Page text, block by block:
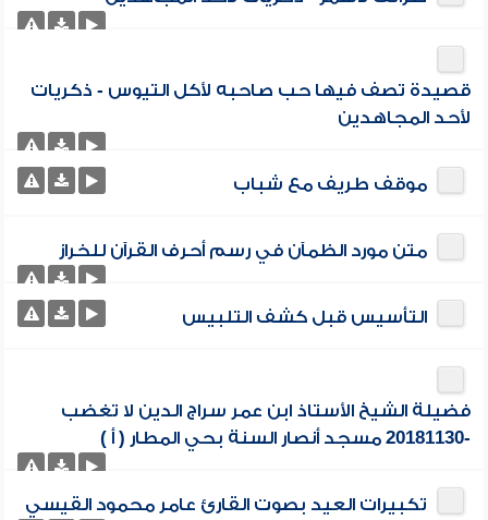
قصيدة تصف فيها حب صاحبه لأكل التيوس - ذكريات
لأحد المجاهدين
موقف طريف مع شباب
متن مورد الظمآن في رسم أحرف القرآن للخراز
التأسيس قبل كشف التلبيس
فضيلة الشيخ الأستاذ ابن عمر سراج الدين لا تغضب
-20181130 مسجد أنصار السنة بحي المطار ( أ )
تكبيرات العيد بصوت القارئ عامر محمود القيسي